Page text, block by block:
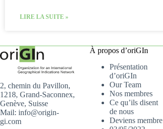
LIRE LA SUITE »
2, chemin du Pavillon,
1218, Grand-Saconnex,
Genève, Suisse
Mail: info@origin-
gi.com
À propos d’oriGIn
Présentation
d’oriGIn
Our Team
Nos membres
Ce qu’ils disent
de nous
Deviens membre